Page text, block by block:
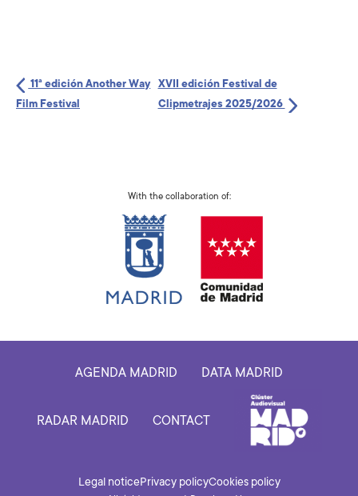
11ª edición Another Way
Film Festival
XVII edición Festival de
Clipmetrajes 2025/2026
With the collaboration of:
AGENDA MADRID DATA MADRID
RADAR MADRID CONTACT
Legal noticePrivacy policyCookies policy